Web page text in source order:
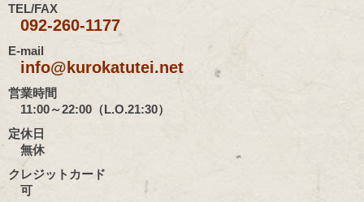
TEL/FAX
092-260-1177
E-mail
info@kurokatutei.net
営業時間
11:00～22:00（L.O.21:30）
定休日
無休
クレジットカード
可